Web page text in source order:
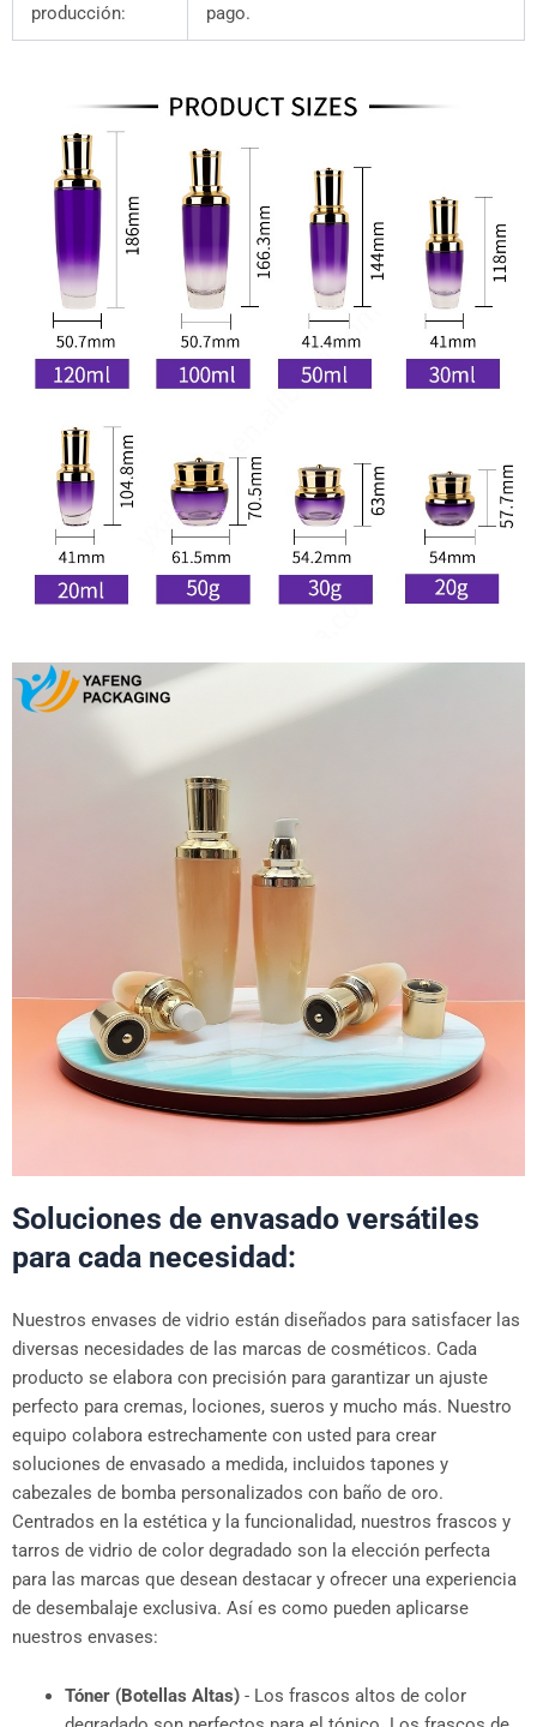
producción:
pago.
Soluciones de envasado versátiles
para cada necesidad:
Nuestros envases de vidrio están diseñados para satisfacer las
diversas necesidades de las marcas de cosméticos. Cada
producto se elabora con precisión para garantizar un ajuste
perfecto para cremas, lociones, sueros y mucho más. Nuestro
equipo colabora estrechamente con usted para crear
soluciones de envasado a medida, incluidos tapones y
cabezales de bomba personalizados con baño de oro.
Centrados en la estética y la funcionalidad, nuestros frascos y
tarros de vidrio de color degradado son la elección perfecta
para las marcas que desean destacar y ofrecer una experiencia
de desembalaje exclusiva. Así es como pueden aplicarse
nuestros envases:
Tóner (Botellas Altas)- Los frascos altos de color